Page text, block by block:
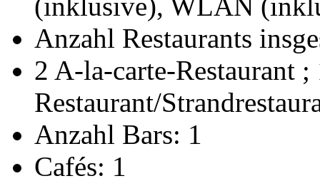
Anzahl Restaurants
2 A-la-carte-Restaurant
Restaurant/
Anzahl Bars: 1
Cafés: 1